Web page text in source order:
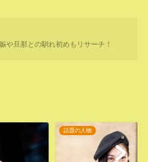
や旦那との馴れ初めもリサーチ！
話題の人物